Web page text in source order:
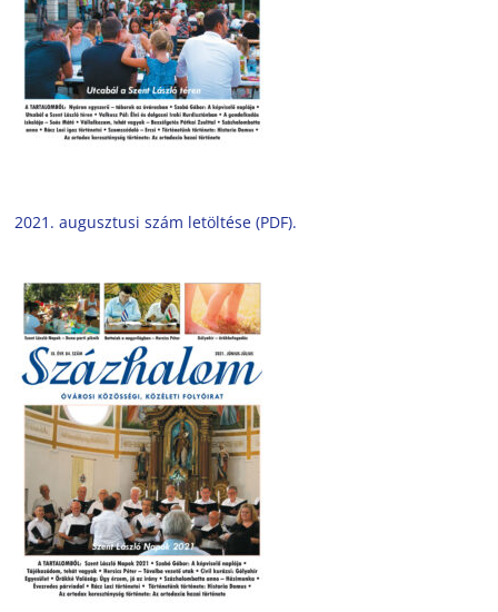
2021. augusztusi szám letöltése (PDF).